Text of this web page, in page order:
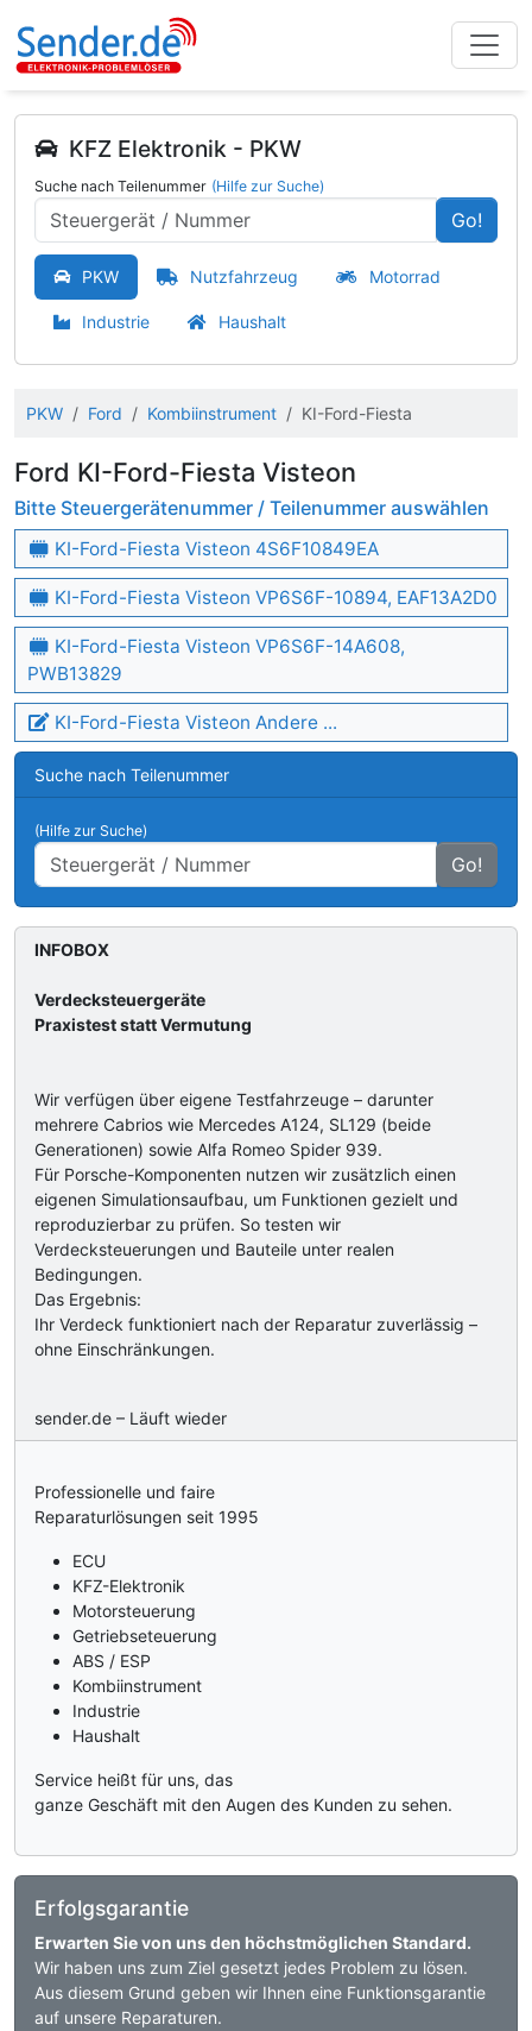
KFZ Elektronik - PKW
Suche nach Teilenummer (Hilfe zur Suche)
Go!
PKW Nutzfahrzeug Motorrad
Industrie Haushalt
PKW Ford Kombiinstrument KI-Ford-Fiesta
Ford KI-Ford-Fiesta Visteon
Bitte Steuergerätenummer / Teilenummer auswählen
KI-Ford-Fiesta Visteon 4S6F10849EA
KI-Ford-Fiesta Visteon VP6S6F-10894, EAF13A2D0
KI-Ford-Fiesta Visteon VP6S6F-14A608,
PWB13829
KI-Ford-Fiesta Visteon Andere ...
Suche nach Teilenummer
(Hilfe zur Suche)
Go!
INFOBOX
Verdecksteuergeräte
Praxistest statt Vermutung
Wir verfügen über eigene Testfahrzeuge – darunter
mehrere Cabrios wie Mercedes A124, SL129 (beide
Generationen) sowie Alfa Romeo Spider 939.
Für Porsche-Komponenten nutzen wir zusätzlich einen
eigenen Simulationsaufbau, um Funktionen gezielt und
reproduzierbar zu prüfen. So testen wir
Verdecksteuerungen und Bauteile unter realen
Bedingungen.
Das Ergebnis:
Ihr Verdeck funktioniert nach der Reparatur zuverlässig –
ohne Einschränkungen.
sender.de – Läuft wieder
Professionelle und faire
Reparaturlösungen seit 1995
ECU
KFZ-Elektronik
Motorsteuerung
Getriebseteuerung
ABS / ESP
Kombiinstrument
Industrie
Haushalt
Service heißt für uns, das
ganze Geschäft mit den Augen des Kunden zu sehen.
Erfolgsgarantie
Erwarten Sie von uns den höchstmöglichen Standard.
Wir haben uns zum Ziel gesetzt jedes Problem zu lösen.
Aus diesem Grund geben wir Ihnen eine Funktionsgarantie
auf unsere Reparaturen.